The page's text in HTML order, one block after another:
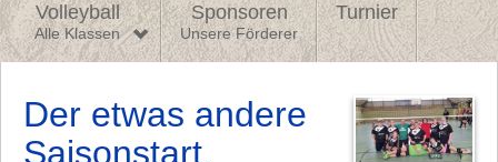
Volleyball
Alle Klassen
Sponsoren
Unsere Förderer
Turnier
Der etwas andere
Saisonstart.